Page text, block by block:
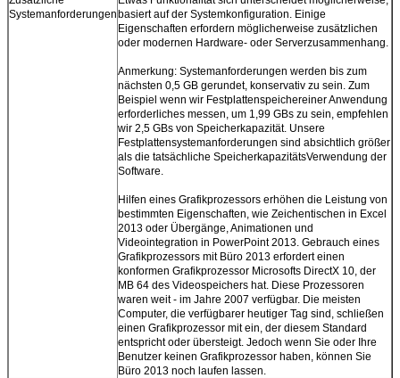
Systemanforderungenbasiert auf der Systemkonfiguration. Einige
Eigenschaften erfordern möglicherweise zusätzlichen
oder modernen Hardware- oder Serverzusammenhang.
Anmerkung: Systemanforderungen werden bis zum
nächsten 0,5 GB gerundet, konservativ zu sein. Zum
Beispiel wenn wir Festplattenspeichereiner Anwendung
erforderliches messen, um 1,99 GBs zu sein, empfehlen
wir 2,5 GBs von Speicherkapazität. Unsere
Festplattensystemanforderungen sind absichtlich größer
als die tatsächliche SpeicherkapazitätsVerwendung der
Software.
Hilfen eines Grafikprozessors erhöhen die Leistung von
bestimmten Eigenschaften, wie Zeichentischen in Excel
2013 oder Übergänge, Animationen und
Videointegration in PowerPoint 2013. Gebrauch eines
Grafikprozessors mit Büro 2013 erfordert einen
konformen Grafikprozessor Microsofts DirectX 10, der
MB 64 des Videospeichers hat. Diese Prozessoren
waren weit - im Jahre 2007 verfügbar. Die meisten
Computer, die verfügbarer heutiger Tag sind, schließen
einen Grafikprozessor mit ein, der diesem Standard
entspricht oder übersteigt. Jedoch wenn Sie oder Ihre
Benutzer keinen Grafikprozessor haben, können Sie
Büro 2013 noch laufen lassen.